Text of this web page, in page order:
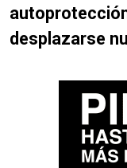
desplazarse